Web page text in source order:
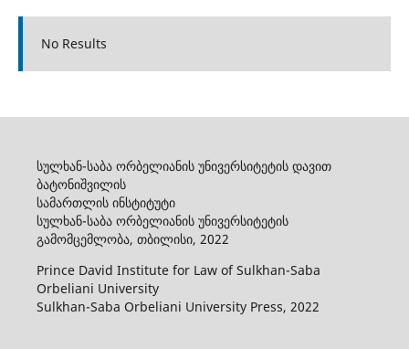
No Results
სულხან-საბა ორბელიანის უნივერსიტეტის დავით
ბატონიშვილის
სამართლის ინსტიტუტი
სულხან-საბა ორბელიანის უნივერსიტეტის
გამომცემლობა, თბილისი, 2022
Prince David Institute for Law of Sulkhan-Saba
Orbeliani University
Sulkhan-Saba Orbeliani University Press, 2022